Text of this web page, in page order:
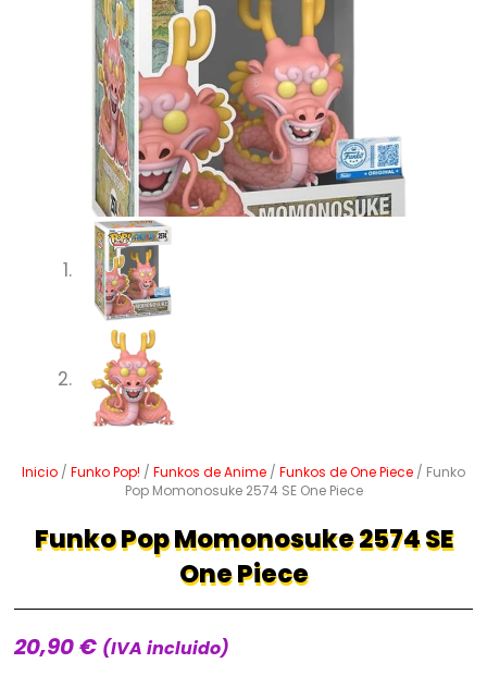
Inicio / Funko Pop! / Funkos de Anime / Funkos de One Piece / Funko
Pop Momonosuke 2574 SE One Piece
Funko Pop Momonosuke 2574 SE
One Piece
20,90€ (IVA incluido)